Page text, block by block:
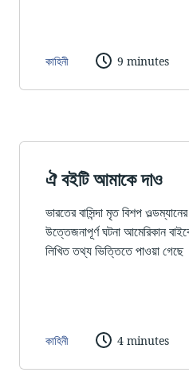
কাহিনী 9 minutes
ঐ বইটি আমাকে দাও
ভারতের বাসিন্দা মৃত বিশপ
উত্তেজনাপূর্ণ ঘটনা আমেরিকান
লিখিত তথ্য ভিত্তিতে পাওয়া গেছে
কাহিনী 4 minutes